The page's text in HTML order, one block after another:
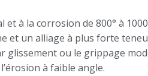
à la corrosion de 800° à
un alliage à plus forte
ou le grippage
à faible angle.